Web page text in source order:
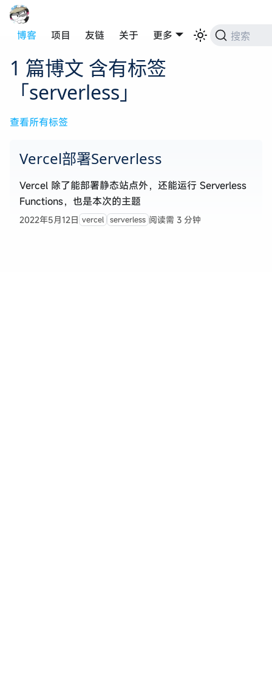
博客 项目 友链 关于 更多 搜索
1 篇博文 含有标签
「serverless」
查看所有标签
Vercel部署Serverless
Vercel 除了能部署静态站点外，还能运行 Serverless
Functions，也是本次的主题
2022年5月12日 vercel serverless 阅读需 3 分钟